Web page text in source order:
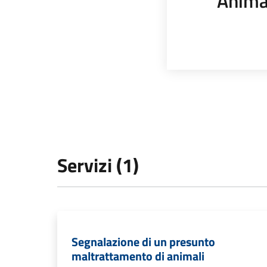
Servizi (1)
Segnalazione di un presunto
maltrattamento di animali